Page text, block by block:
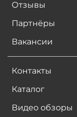
Отзывы
Партнёры
Вакансии
Контакты
Каталог
Видео обзоры